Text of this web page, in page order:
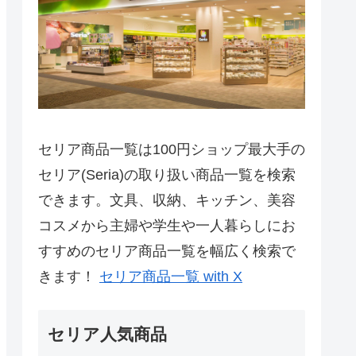
セリア商品一覧は100円ショップ最大手の
セリア(Seria)の取り扱い商品一覧を検索
できます。文具、収納、キッチン、美容
コスメから主婦や学生や一人暮らしにお
すすめのセリア商品一覧を幅広く検索で
きます！ セリア商品一覧 with X
セリア人気商品